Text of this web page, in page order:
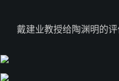
戴建业教授给陶渊明的